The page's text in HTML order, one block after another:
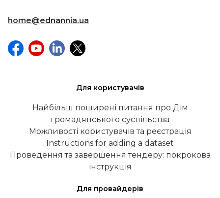
home@ednannia.ua
Для користувачів
Найбільш поширені питання про Дім
громадянського суспільства
Можливості користувачів та реєстрація
Instructions for adding a dataset
Проведення та завершення тендеру: покрокова
інструкція
Для провайдерів